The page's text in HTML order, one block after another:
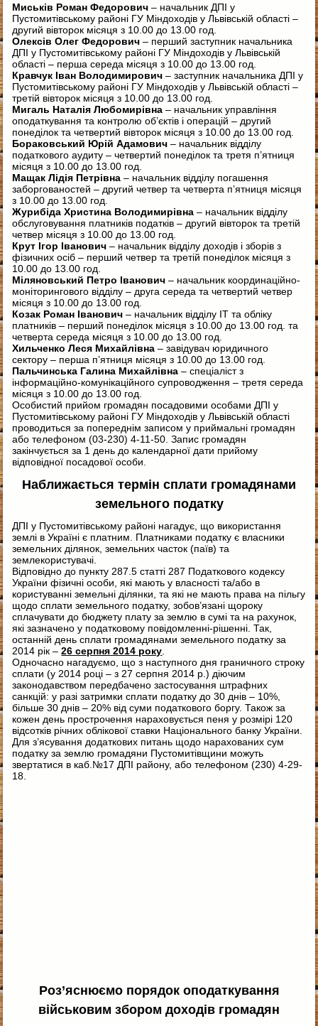
Миськів Роман Федорович – начальник ДПІ у
Пустомитівському районі ГУ Міндоходів у Львівській області –
другий вівторок місяця з 10.00 до 13.00 год.
Олексів Олег Федорович – перший заступник начальника
ДПІ у Пустомитівському районі ГУ Міндоходів у Львівській
області – перша середа місяця з 10.00 до 13.00 год.
Кравчук Іван Володимирович – заступник начальника ДПІ у
Пустомитівському районі ГУ Міндоходів у Львівській області –
третій вівторок місяця з 10.00 до 13.00 год.
Мигаль Наталія Любомирівна – начальник управління
оподаткування та контролю об’єктів і операцій – другий
понеділок та четвертий вівторок місяця з 10.00 до 13.00 год.
Бораковський Юрій Адамович – начальник відділу
податкового аудиту – четвертий понеділок та третя п’ятниця
місяця з 10.00 до 13.00 год.
Мащак Лідія Петрівна – начальник відділу погашення
заборгованостей – другий четвер та четверта п’ятниця місяця
з 10.00 до 13.00 год.
Журибіда Христина Володимирівна – начальник відділу
обслуговування платників податків – другий вівторок та третій
четвер місяця з 10.00 до 13.00 год.
Крут Ігор Іванович – начальник відділу доходів і зборів з
фізичних осіб – перший четвер та третій понеділок місяця з
10.00 до 13.00 год.
Міляновський Петро Іванович – начальник координаційно-
моніторингового відділу – друга середа та четвертий четвер
місяця з 10.00 до 13.00 год.
Козак Роман Іванович – начальник відділу ІТ та обліку
платників – перший понеділок місяця з 10.00 до 13.00 год. та
четверта середа місяця з 10.00 до 13.00 год.
Хильченко Леся Михайлівна – завідувач юридичного
сектору – перша п’ятниця місяця з 10.00 до 13.00 год.
Пальчинська Галина Михайлівна – спеціаліст з
інформаційно-комунікаційного супроводження – третя середа
місяця з 10.00 до 13.00 год.
Особистий прийом громадян посадовими особами ДПІ у
Пустомитівському районі ГУ Міндоходів у Львівській області
проводиться за попереднім записом у приймальні громадян
або телефоном (03-230) 4-11-50. Запис громадян
закінчується за 1 день до календарної дати прийому
відповідної посадової особи.
Наближається термін сплати громадянами
земельного податку
ДПІ у Пустомитівському районі нагадує, що використання
землі в Україні є платним. Платниками податку є власники
земельних ділянок, земельних часток (паїв) та
землекористувачі.
Відповідно до пункту 287.5 статті 287 Податкового кодексу
України фізичні особи, які мають у власності та/або в
користуванні земельні ділянки, та які не мають права на пільгу
щодо сплати земельного податку, зобов’язані щороку
сплачувати до бюджету плату за землю в сумі та на рахунок,
які зазначено у податковому повідомленні-рішенні. Так,
останній день сплати громадянами земельного податку за
2014 рік –26 серпня 2014 року
Одночасно нагадуємо, що з наступного дня граничного строку
сплати (у 2014 році – з 27 серпня 2014 р.) діючим
законодавством передбачено застосування штрафних
санкцій: у разі затримки сплати податку до 30 днів – 10%,
більше 30 днів – 20% від суми податкового боргу. Також за
кожен день прострочення нараховується пеня у розмірі 120
відсотків річних облікової ставки Національного банку України.
Для з’ясування додаткових питань щодо нарахованих сум
податку за землю громадяни Пустомитівщини можуть
звертатися в каб.№17 ДПІ району, або телефоном (230) 4-29-
18.
Роз’яснюємо порядок оподаткування
військовим збором доходів громадян